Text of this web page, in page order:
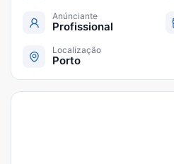
Anúnciante
Profissional
Localização
Porto